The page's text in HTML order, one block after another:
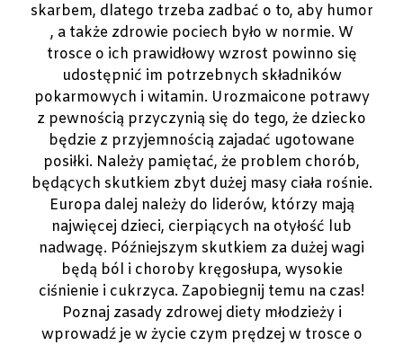
skarbem, dlatego trzeba zadbać o to, aby humor
, a także zdrowie pociech było w normie. W
trosce o ich prawidłowy wzrost powinno się
udostępnić im potrzebnych składników
pokarmowych i witamin. Urozmaicone potrawy
z pewnością przyczynią się do tego, że dziecko
będzie z przyjemnością zajadać ugotowane
posiłki. Należy pamiętać, że problem chorób,
będących skutkiem zbyt dużej masy ciała rośnie.
Europa dalej należy do liderów, którzy mają
najwięcej dzieci, cierpiących na otyłość lub
nadwagę. Późniejszym skutkiem za dużej wagi
będą ból i choroby kręgosłupa, wysokie
ciśnienie i cukrzyca. Zapobiegnij temu na czas!
Poznaj zasady zdrowej diety młodzieży i
wprowadź je w życie czym prędzej w trosce o